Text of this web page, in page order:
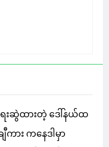
ရေးဆွဲထားတဲ့ ဒေါ်နယ်ထ
ကား ကနေဒါမှာ